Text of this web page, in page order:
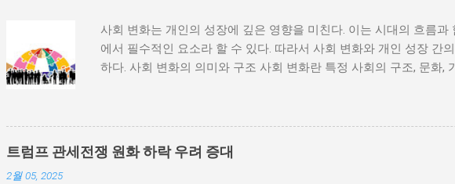
속에서 고통받게 되면, 사회적 불만이 쌓이기 마련이다. 이와 같은
적 세력화를 야기하며, 이를 통해 정부에 대한 반발이 촉발된다. 성
상승하며, 사회적 불안이 증대할 경우 시민들은 무장 봉기와 같은 극
를 모든 사람에게 균등하게 제공하면, 내전 발발 가능성을 크게 낮
군사적 갈등은 내전의 불씨가 되기도 한다. 무장세력 간의 갈등이
내전이 더욱 심각해질 수 있다. 무장세력은 각각의 이념이나 이해관
사회 변화는 개인의 성장에 깊은 영향을 미친다. 이는 시대의 흐름
에서 필수적인 요소라 할 수 있다. 따라서 사회 변화와 개인 성장 간
하다. 사회 변화의 의미와 구조 사회 변화란 특정 사회의 구조, 문화,
변동, 기술의 발전 등이 독립적으로 또는 상호작용하여 이루어진다.
하는 방식과 생활 방식을 완전히 변화시켰다. 이에 따라 개인의 역할
사회 변화는 개인의 성장을 위한 새로운 기회를 창출한다. 예를 들어,
리에서의 협업이 가능해지면서, 개인들은 지역적인 제약에서 벗어나
트럼프 관세전쟁 원화 하락 우려 증대
2월 05, 2025